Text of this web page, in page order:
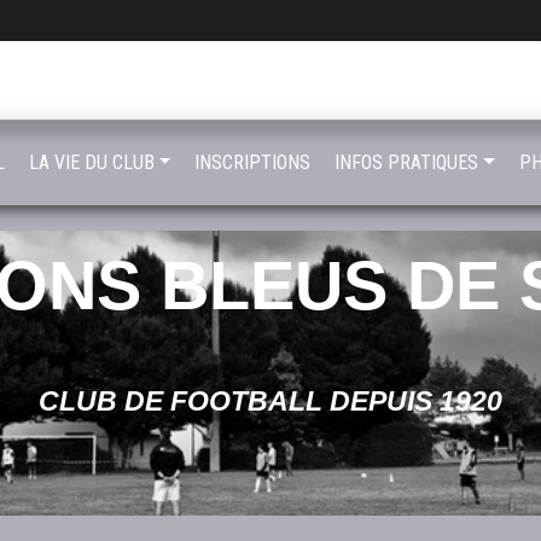
BLEUS DE
CLUB DE FOOTBALL DEPUIS 1920
LA VIE DU CLUB INSCRIPTIONS INFOS PRATIQUES